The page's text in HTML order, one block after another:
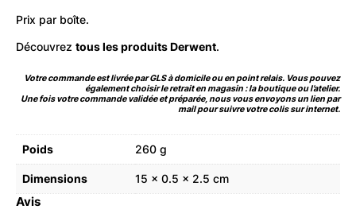
Prix par boîte.
Découvrez tous les produits Derwent.
Votre commande est livrée par GLS à domicile ou en point relais. Vous pouvez
également choisir le retrait en magasin : la boutique ou l’atelier.
Une fois votre commande validée et préparée, nous vous envoyons un lien par
mail pour suivre votre colis sur internet.
Poids 260 g
Dimensions 15 × 0.5 × 2.5 cm
Avis